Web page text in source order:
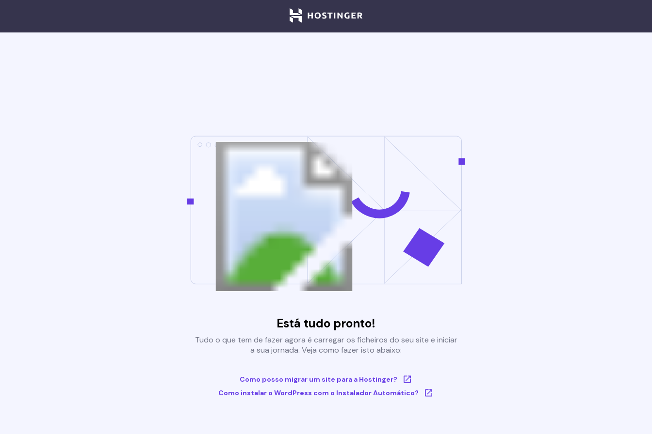
Está tudo pronto!
Tudo o que tem de fazer agora é carregar os ficheiros do seu site e iniciar
a sua jornada. Veja como fazer isto abaixo:
Como posso migrar um site para a Hostinger?
Como instalar o WordPress com o Instalador Automático?